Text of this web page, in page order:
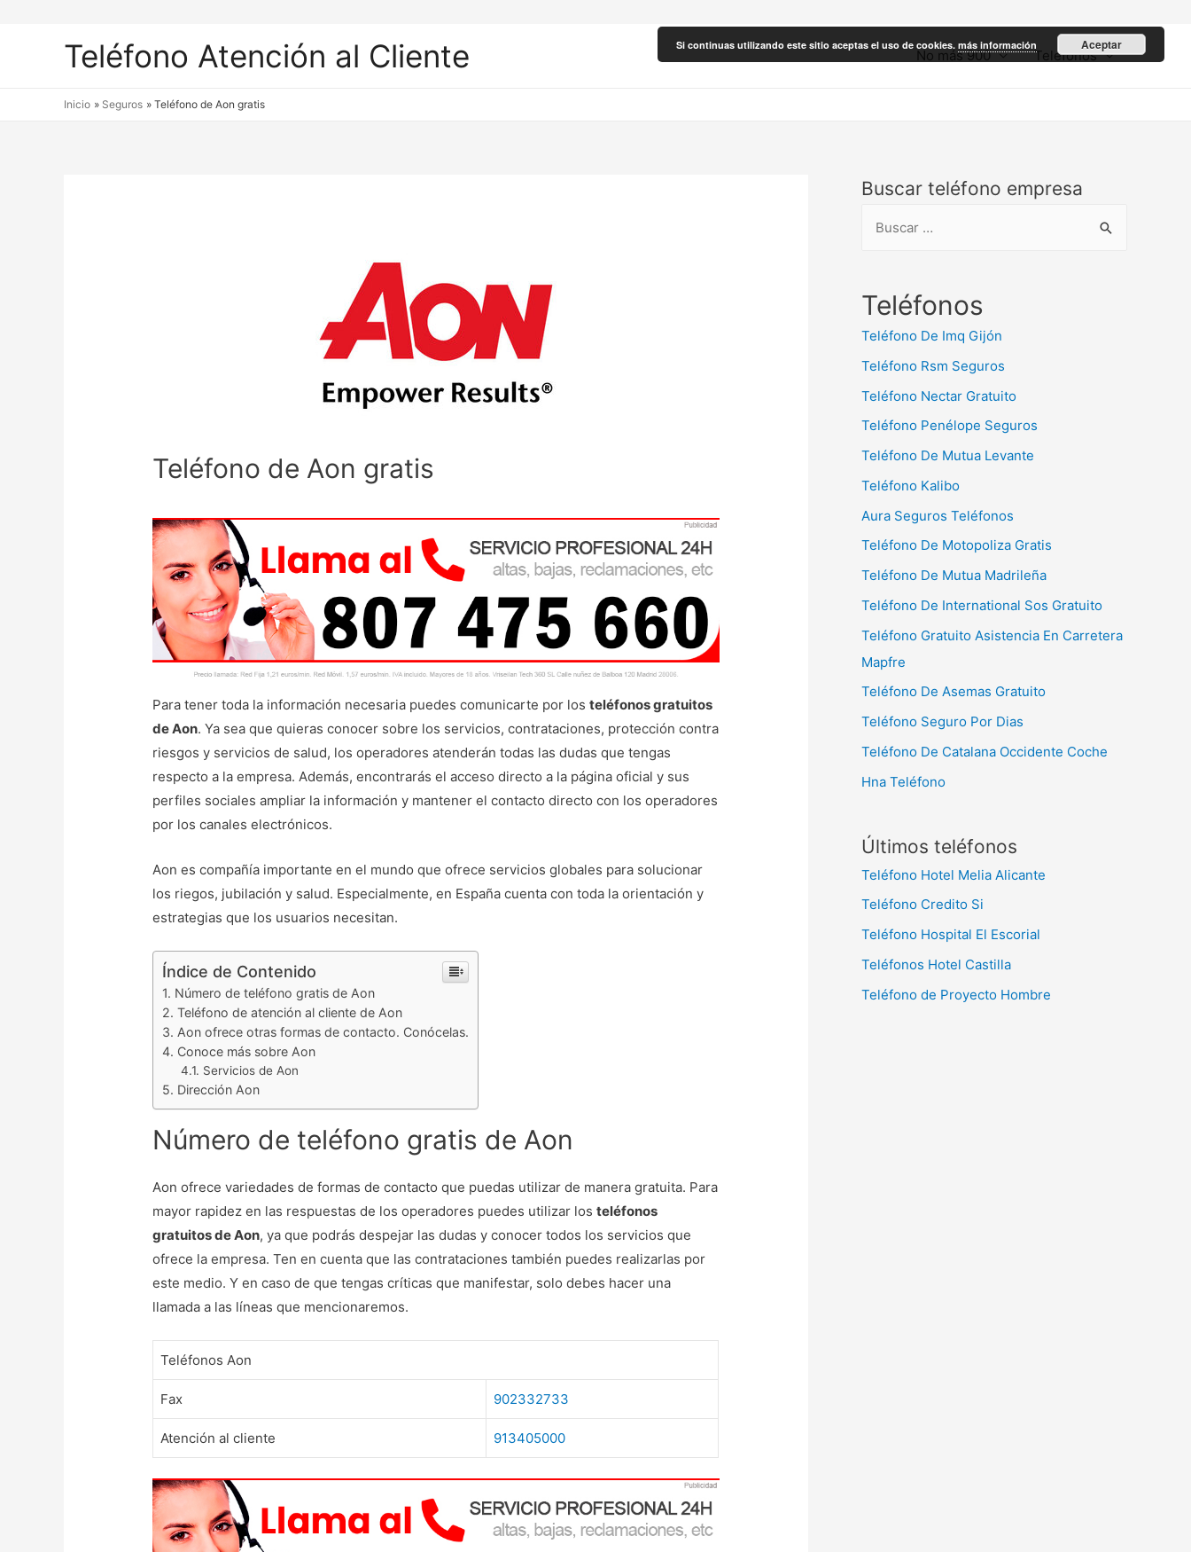
Teléfono Atención al Cliente No más 900 Teléfonos
Inicio Seguros Teléfono de Aon gratis
Teléfono de Aon gratis
Para tener toda la información necesaria puedes comunicarte por losteléfonos gratuitos
de Aon. Ya sea que quieras conocer sobre los servicios, contrataciones, protección contra
riesgos y servicios de salud, los operadores atenderán todas las dudas que tengas
respecto a la empresa. Además, encontrarás el acceso directo a la página oficial y sus
perfiles sociales ampliar la información y mantener el contacto directo con los operadores
por los canales electrónicos.
Aon es compañía importante en el mundo que ofrece servicios globales para solucionar
los riegos, jubilación y salud. Especialmente, en España cuenta con toda la orientación y
estrategias que los usuarios necesitan.
Índice de Contenido
Número de teléfono gratis de Aon
Teléfono de atención al cliente de Aon
Aon ofrece otras formas de contacto. Conócelas.
Conoce más sobre Aon
Servicios de Aon
Dirección Aon
Número de teléfono gratis de Aon
Aon ofrece variedades de formas de contacto que puedas utilizar de manera gratuita. Para
mayor rapidez en las respuestas de los operadores puedes utilizar losteléfonos
gratuitos de Aon, ya que podrás despejar las dudas y conocer todos los servicios que
ofrece la empresa. Ten en cuenta que las contrataciones también puedes realizarlas por
este medio. Y en caso de que tengas críticas que manifestar, solo debes hacer una
llamada a las líneas que mencionaremos.
Teléfonos Aon
Fax 902332733
Atención al cliente 913405000
Buscar teléfono empresa
c
Teléfonos
Teléfono De Imq Gijón
Teléfono Rsm Seguros
Teléfono Nectar Gratuito
Teléfono Penélope Seguros
Teléfono De Mutua Levante
Teléfono Kalibo
Aura Seguros Teléfonos
Teléfono De Motopoliza Gratis
Teléfono De Mutua Madrileña
Teléfono De International Sos Gratuito
Teléfono Gratuito Asistencia En Carretera
Mapfre
Teléfono De Asemas Gratuito
Teléfono Seguro Por Dias
Teléfono De Catalana Occidente Coche
Hna Teléfono
Últimos teléfonos
Teléfono Hotel Melia Alicante
Teléfono Credito Si
Teléfono Hospital El Escorial
Teléfonos Hotel Castilla
Teléfono de Proyecto Hombre
Si continuas utilizando este sitio aceptas el uso de cookies. más información Aceptar